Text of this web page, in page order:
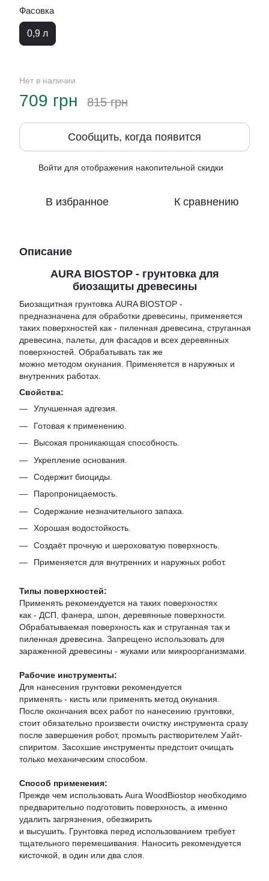
Фасовка
0,9 л
Нет в наличии
709 грн 815 грн
Сообщить, когда появится
Войти для отображения накопительной скидки
В избранное К сравнению
Описание
AURA BIOSTOP - грунтовка для
биозащиты древесины
Биозащитная грунтовка AURA BIOSTOP -
предназначена для обработки древесины, применяется
таких поверхностей как - пиленная древесина, струганная
древесина, палеты, для фасадов и всех деревянных
поверхностей. Обрабатывать так же
можно методом окунания. Применяется в наружных и
внутренних работах.
Свойства:
Улучшенная адгезия.
Готовая к применению.
Высокая проникающая способность.
Укрепление основания.
Содержит биоциды.
Паропроницаемость.
Содержание незначительного запаха.
Хорошая водостойкость.
Создаёт прочную и шероховатую поверхность.
Применяется для внутренних и наружных робот.
Типы поверхностей:
Применять рекомендуется на таких поверхностях
как - ДСП, фанера, шпон, деревянные поверхности.
Обрабатываемая поверхность как и струганная так и
пиленная древесина. Запрещено использовать для
зараженной древесины - жуками или микроорганизмами.
Рабочие инструменты:
Для нанесения грунтовки рекомендуется
применять - кисть или применять метод окунания.
После окончания всех работ по нанесению грунтовки,
стоит обязательно произвести очистку инструмента сразу
после завершения робот, промыть растворителем Уайт-
спиритом. Засохшие инструменты предстоит очищать
только механическим способом.
Способ применения:
Прежде чем использовать Aura WoodBiostop необходимо
предварительно подготовить поверхность, а именно
удалить загрязнения, обезжирить
и высушить. Грунтовка перед использованием требует
тщательного перемешивания. Наносить рекомендуется
кисточкой, в один или два слоя.